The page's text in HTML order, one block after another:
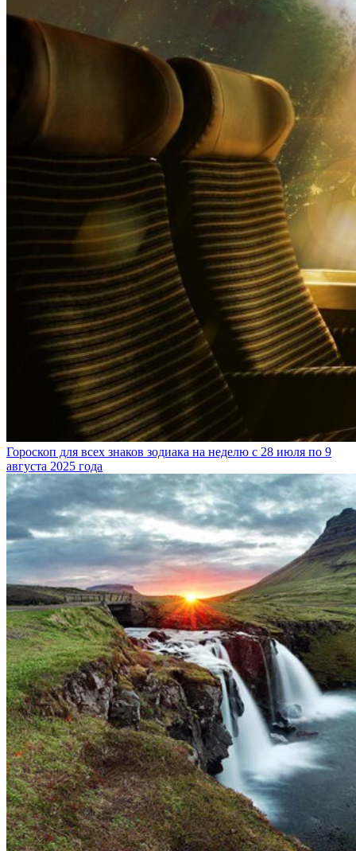
Гороскоп для всех знаков зодиака на неделю с 28 июля по 9
августа 2025 года